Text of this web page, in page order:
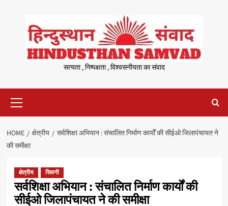
content
सत्यता , निष्पक्षता , विश्वसनीयता का संवाद
Menu
HOME क्षेत्रीय
सर्वशिक्षा अभियान : संचालित निर्माण कार्यों की सीईओ जिलापंचायत ने
की समीक्षा
क्षेत्रीय सिवनी
सर्वशिक्षा अभियान : संचालित निर्माण कार्यों की
सीईओ जिलापंचायत ने की समीक्षा